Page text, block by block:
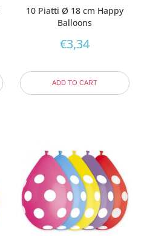
10 Piatti Ø 18 cm Happy
Balloons
€3,34
ADD TO CART